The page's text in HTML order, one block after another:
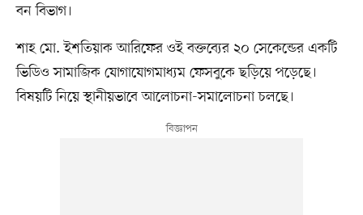
বন বিভাগ।
শাহ মো. ইশতিয়াক আরিফের ওই বক্তব্যের ২০ সেকেন্ডের একটি
ভিডিও সামাজিক যোগাযোগমাধ্যম ফেসবুকে ছড়িয়ে পড়েছে।
বিষয়টি নিয়ে স্থানীয়ভাবে আলোচনা-সমালোচনা চলছে।